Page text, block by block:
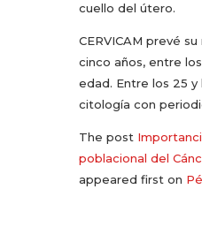
cuello del útero.
CERVICAM prevé
cinco años, entre
edad. Entre los 25 y
citología con
The post
poblacional del
appeared first on